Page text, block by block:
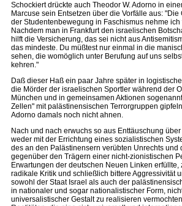
Schockiert drückte auch Theodor W. Adorno in
Marcuse sein Entsetzen über die Vorfälle aus:
der Studentenbewegung in Faschismus nehme
Nachdem man in Frankfurt den israelischen
hilft die Versicherung, das sei nicht aus
das mindeste. Du müßtest nur einmal in die
sehen, die womöglich unter Berufung auf uns
kehren."
Daß dieser Haß ein paar Jahre später in
die Mörder der israelischen Sportler während der
München und in gemeinsamen Aktionen
Zellen" mit palästinensischen Terrorgruppen
Adorno damals noch nicht ahnen.
Nach und nach erwuchs so aus Enttäuschung
weder mit der Errichtung eines sozialistischen
des an den Palästinensern verübten Unrechts und
gegenüber den Trägern einer nicht-zionistischen
Erwartungen der deutschen Neuen Linken erfüllte,
radikale Kritik und schließlich bittere Aggressivität
sowohl der Staat Israel als auch der
in nationaler und sogar nationalistischer Form,
universalistischer Gestalt zu realisieren